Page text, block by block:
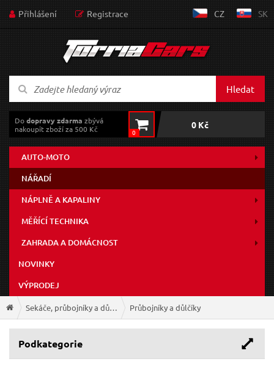
Přihlášení Registrace CZ SK
Hledat
Dodopravy zdarma zbývá
nakoupit zboží za 500 Kč
0
0 Kč
AUTO-MOTO
NÁŘADÍ
NÁPLNĚ A KAPALINY
MĚŘÍCÍ TECHNIKA
ZAHRADA A DOMÁCNOST
NOVINKY
VÝPRODEJ
Sekáče, průbojníky a důlčíky Průbojníky a důlčíky
Podkategorie